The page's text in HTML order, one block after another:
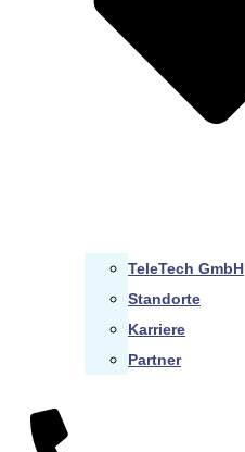
TeleTech GmbH
Standorte
Karriere
Partner